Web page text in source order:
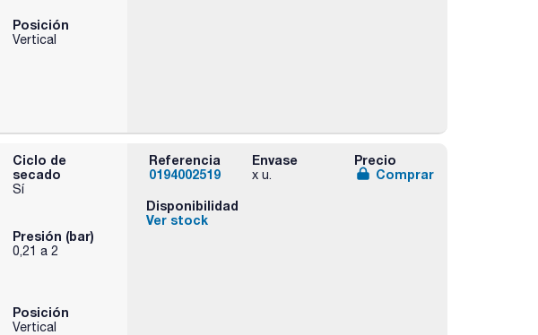
Posición
Vertical
Ciclo de
secado
Sí
Presión (bar)
0,21 a 2
Posición
Vertical
Referencia
0194002519
Envase
x u.
Precio
Comprar
Disponibilidad
Ver stock